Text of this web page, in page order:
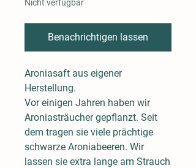
Nicht verfügbar
Benachrichtigen lassen
Aroniasaft aus eigener
Herstellung.
Vor einigen Jahren haben wir
Aroniasträucher gepflanzt. Seit
dem tragen sie viele prächtige
schwarze Aroniabeeren. Wir
lassen sie extra lange am Strauch